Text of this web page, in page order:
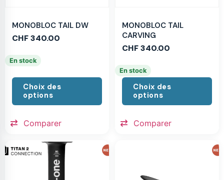
MONOBLOC TAIL DW
CHF340.00
En stock
Choix des
options
Comparer
MONOBLOC TAIL
CARVING
CHF340.00
En stock
Choix des
options
Comparer